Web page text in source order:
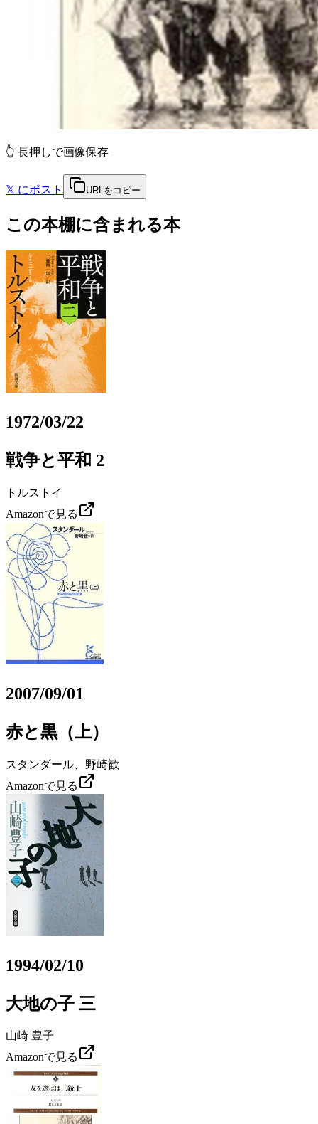
👆 長押しで画像保存
𝕏 にポスト URLをコピー
この本棚に含まれる本
1972/03/22
戦争と平和 2
トルストイ
Amazonで見る
2007/09/01
赤と黒（上）
スタンダール、野崎歓
Amazonで見る
1994/02/10
大地の子 三
山崎 豊子
Amazonで見る